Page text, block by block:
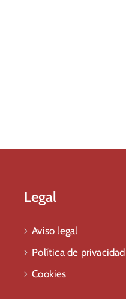
Legal
Aviso legal
Política de privacidad
Cookies